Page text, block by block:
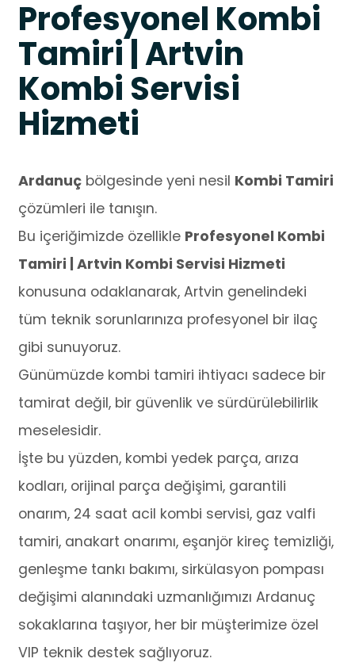
Profesyonel Kombi
Tamiri | Artvin
Kombi Servisi
Hizmeti
Ardanuç bölgesinde yeni nesil Kombi Tamiri
çözümleri ile tanışın.
Bu içeriğimizde özellikle Profesyonel Kombi
Tamiri | Artvin Kombi Servisi Hizmeti
konusuna odaklanarak, Artvin genelindeki
tüm teknik sorunlarınıza profesyonel bir ilaç
gibi sunuyoruz.
Günümüzde kombi tamiri ihtiyacı sadece bir
tamirat değil, bir güvenlik ve sürdürülebilirlik
meselesidir.
İşte bu yüzden, kombi yedek parça, arıza
kodları, orijinal parça değişimi, garantili
onarım, 24 saat acil kombi servisi, gaz valfi
tamiri, anakart onarımı, eşanjör kireç temizliği,
genleşme tankı bakımı, sirkülasyon pompası
değişimi alanındaki uzmanlığımızı Ardanuç
sokaklarına taşıyor, her bir müşterimize özel
VIP teknik destek sağlıyoruz.